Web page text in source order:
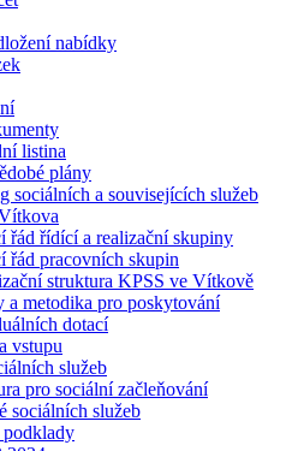
nabídky
listina
plány
sociálních a souvisejících služeb
řád řídící a realizační skupiny
řád pracovních skupin
struktura KPSS ve Vítkově
a metodika pro poskytování
dotací
vstupu
služeb
pro sociální začleňování
sociálních služeb
podklady